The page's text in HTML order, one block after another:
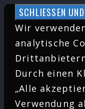
Zum
Inhalt
springen
Wir
analytische
Durch einen
„Alle
Verwendung